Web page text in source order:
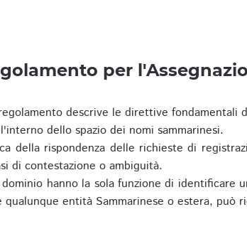
per
descrive le direttive fondamentali
dello spazio dei nomi sammarinesi.
della rispondenza delle richieste di
di contestazione o ambiguità.
hanno la sola funzione di
qualunque entità Sammarinese o estera, può